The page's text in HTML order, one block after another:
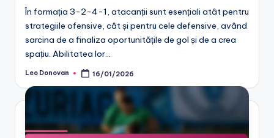
În formația 3-2-4-1, atacanții sunt esențiali atât pentru
strategiile ofensive, cât și pentru cele defensive, având
sarcina de a finaliza oportunitățile de gol și de a crea
spațiu. Abilitatea lor…
Posted
Leo Donovan 16/01/2026